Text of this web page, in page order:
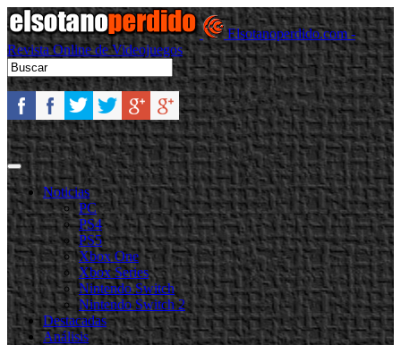
Elsotanoperdido.com -
Revista Online de Videojuegos
Noticias
PC
PS4
PS5
Xbox One
Xbox Series
Nintendo Switch
Nintendo Switch 2
Destacadas
Análisis